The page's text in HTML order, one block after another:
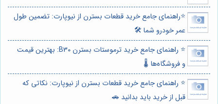
⭐️راهنمای جامع خرید قطعات بسترن از نیوپارت: تضمین طول
عمر خودرو شما 🛠️
⭐️ راهنمای جامع خرید ترموستات بسترن B30: بهترین قیمت
و فروشگاه‌ها 🌡️
⭐️ راهنمای جامع خرید قطعات بسترن از نیوپارت: نکاتی که
قبل از خرید باید بدانید 🚗